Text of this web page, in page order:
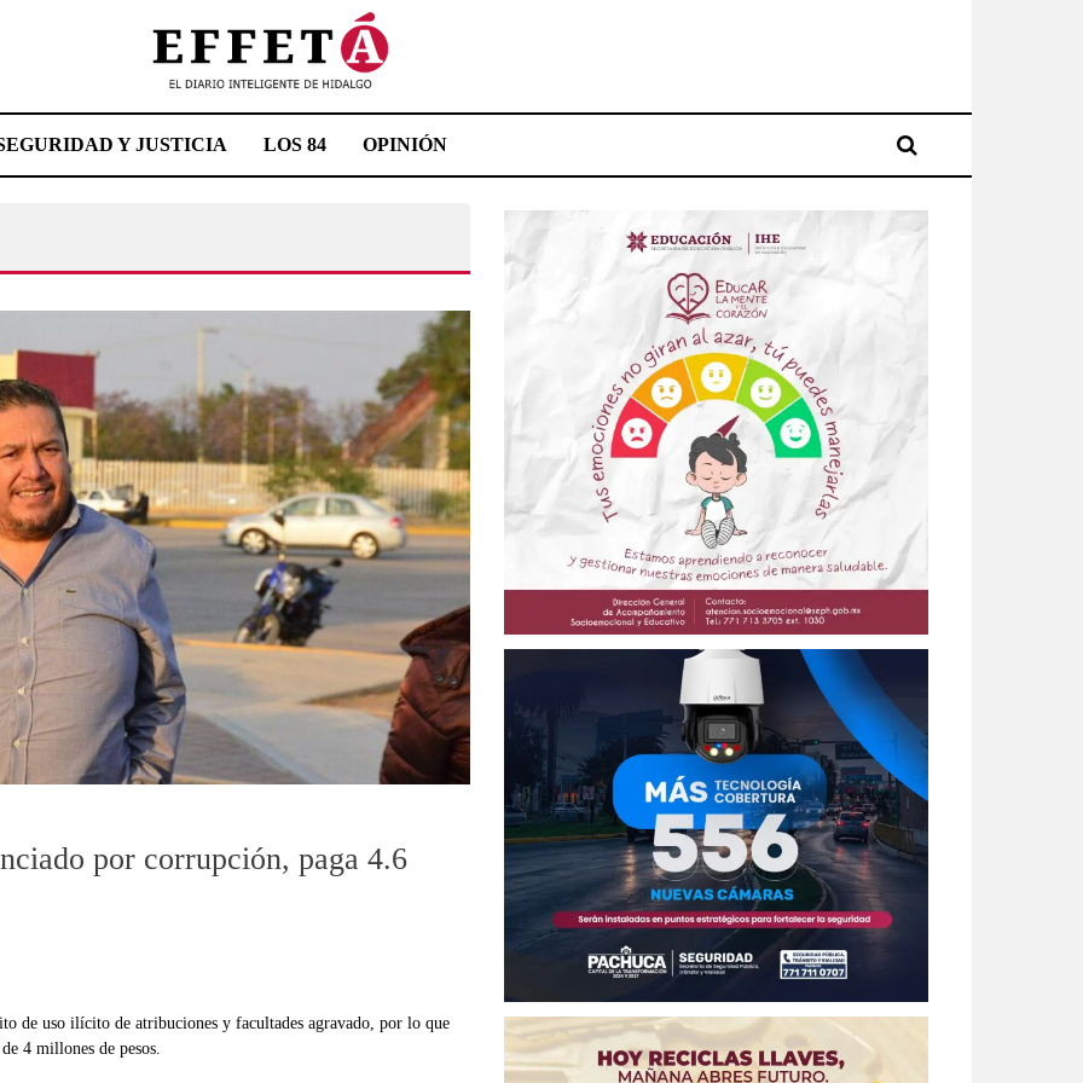
Y JUSTICIA LOS 84 OPINIÓN
por corrupción, paga 4.6
de uso ilícito de atribuciones y facultades agravado, por lo que
4 millones de pesos.